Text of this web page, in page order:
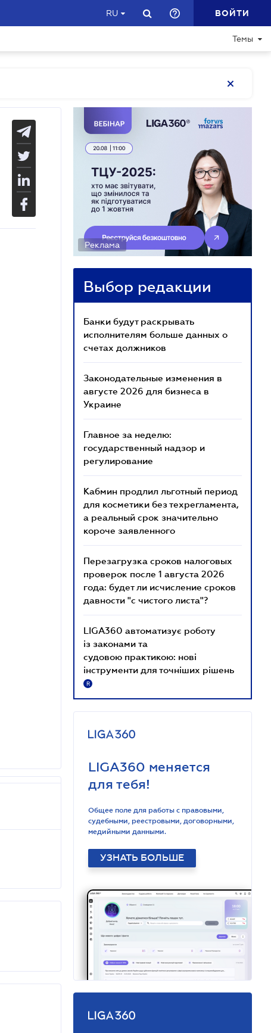
RU ВОЙТИ
Темы
Реклама
Выбор редакции
Банки будут раскрывать
исполнителям больше данных о
счетах должников
Законодательные изменения в
августе 2026 для бизнеса в
Украине
Главное за неделю:
государственный надзор и
регулирование
Кабмин продлил льготный период
для косметики без техрегламента,
а реальный срок значительно
короче заявленного
Перезагрузка сроков налоговых
проверок после 1 августа 2026
года: будет ли исчисление сроков
давности "с чистого листа"?
LIGA360 автоматизує роботу
із законами та
судовою практикою: нові
інструменти для точніших рішень
R
LIGA360 меняется
для тебя!
Общее поле для работы с правовыми,
судебными, реестровыми, договорными,
медийными данными.
УЗНАТЬ БОЛЬШЕ